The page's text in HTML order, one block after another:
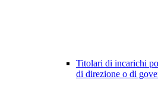
Titolari di incarichi
di direzione o di